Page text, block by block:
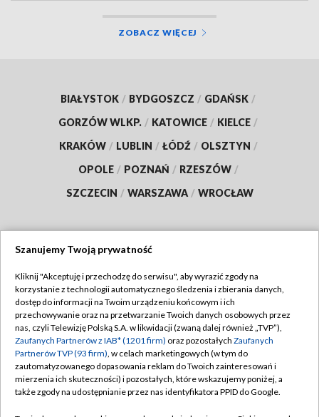
ZOBACZ WIĘCEJ
BIAŁYSTOK / BYDGOSZCZ / GDAŃSK /
GORZÓW WLKP. / KATOWICE / KIELCE /
KRAKÓW / LUBLIN / ŁÓDŹ / OLSZTYN /
OPOLE / POZNAŃ / RZESZÓW /
SZCZECIN / WARSZAWA / WROCŁAW
TVP
Abonament TVP
Emisja w TVP
Centrum informacji TVP
Naziemna Telewizja Cyfrowa
Regulamin TVP
Polityka prywatności
Moje zgody
Pomoc
Szanujemy Twoją prywatność
Kliknij "Akceptuję i przechodzę do serwisu", aby wyrazić zgody na
korzystanie z technologii automatycznego śledzenia i zbierania danych,
dostęp do informacji na Twoim urządzeniu końcowym i ich
przechowywanie oraz na przetwarzanie Twoich danych osobowych przez
nas, czyli Telewizję Polską S.A. w likwidacji (zwaną dalej również „TVP”),
Zaufanych Partnerów z IAB* (1201 firm) oraz pozostałych Zaufanych
Partnerów TVP (93 firm), w celach marketingowych (w tym do
zautomatyzowanego dopasowania reklam do Twoich zainteresowań i
mierzenia ich skuteczności) i pozostałych, które wskazujemy poniżej, a
także zgody na udostępnianie przez nas identyfikatora PPID do Google.